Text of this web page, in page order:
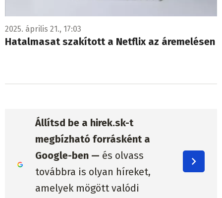
2025. április 21., 17:03
Hatalmasat szakított a Netflix az áremelésen
Állítsd be a hirek.sk-t
megbízható forrásként a
Google-ben — és olvass
továbbra is olyan híreket,
amelyek mögött valódi